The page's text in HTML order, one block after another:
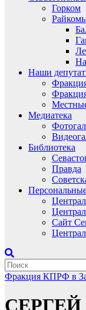
Горком
Наши
Медиатека
Библиотека
Правда
Сайт
Фракция КПРФ в